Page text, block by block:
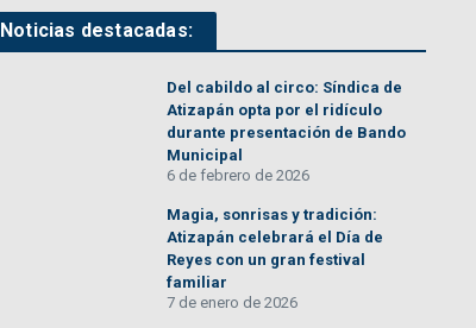
Noticias destacadas:
Del cabildo al circo: Síndica de
Atizapán opta por el ridículo
durante presentación de Bando
Municipal
6 de febrero de 2026
Magia, sonrisas y tradición:
Atizapán celebrará el Día de
Reyes con un gran festival
familiar
7 de enero de 2026